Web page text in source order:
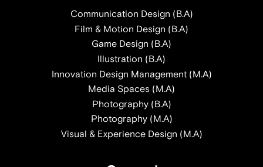
Communication Design (B.A)
Film & Motion Design (B.A)
Game Design (B.A)
Illustration (B.A)
Innovation Design Management (M.A)
Media Spaces (M.A)
Photography (B.A)
Photography (M.A)
Visual & Experience Design (M.A)